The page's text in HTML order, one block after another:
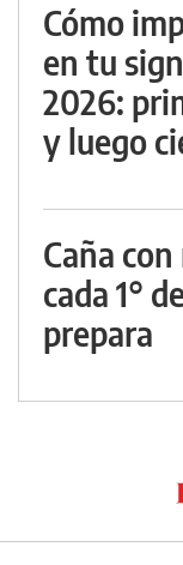
Cómo
en tu
2026:
y luego
Caña
cada 1°
prepara